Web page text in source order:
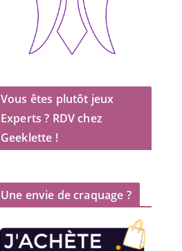
Vous êtes plutôt jeux
Experts ? RDV chez
Geeklette !
Une envie de craquage ?